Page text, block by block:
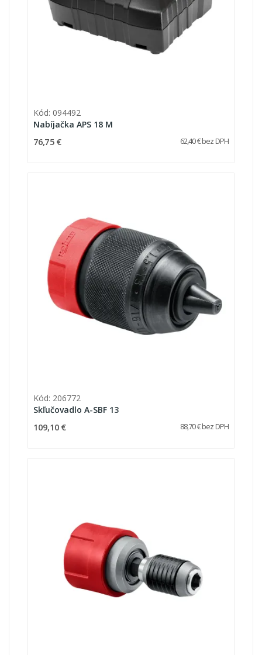
Kód: 094492
Nabíjačka APS 18 M
76,75 € 62,40 € bez DPH
Kód: 206772
Skľučovadlo A-SBF 13
109,10 € 88,70 € bez DPH